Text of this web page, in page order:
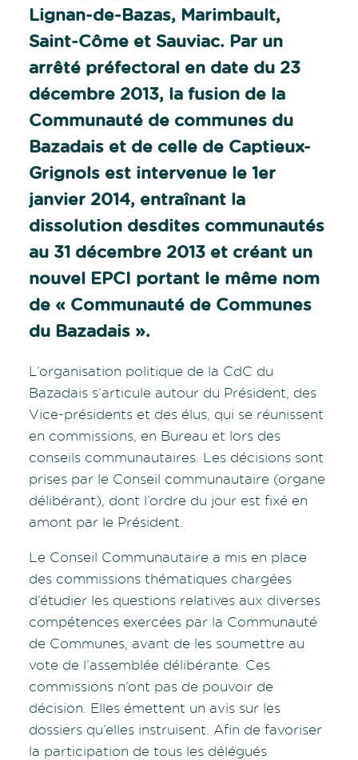
Lignan-de-Bazas, Marimbault,
Saint-Côme et Sauviac. Par un
arrêté préfectoral en date du 23
décembre 2013, la fusion de la
Communauté de communes du
Bazadais et de celle de Captieux-
Grignols est intervenue le 1er
janvier 2014, entraînant la
dissolution desdites communautés
au 31 décembre 2013 et créant un
nouvel EPCI portant le même nom
de « Communauté de Communes
du Bazadais ».
L’organisation politique de la CdC du
Bazadais s’articule autour du Président, des
Vice-présidents et des élus, qui se réunissent
en commissions, en Bureau et lors des
conseils communautaires. Les décisions sont
prises par le Conseil communautaire (organe
délibérant), dont l’ordre du jour est fixé en
amont par le Président.
Le Conseil Communautaire a mis en place
des commissions thématiques chargées
d’étudier les questions relatives aux diverses
compétences exercées par la Communauté
de Communes, avant de les soumettre au
vote de l’assemblée délibérante. Ces
commissions n’ont pas de pouvoir de
décision. Elles émettent un avis sur les
dossiers qu’elles instruisent. Afin de favoriser
la participation de tous les délégués